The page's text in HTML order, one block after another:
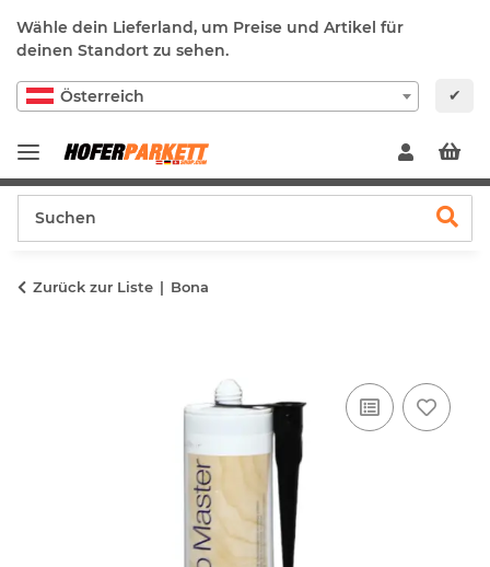
Wähle dein Lieferland, um Preise und Artikel für
deinen Standort zu sehen.
Österreich ✔
Zurück zur Liste Bona